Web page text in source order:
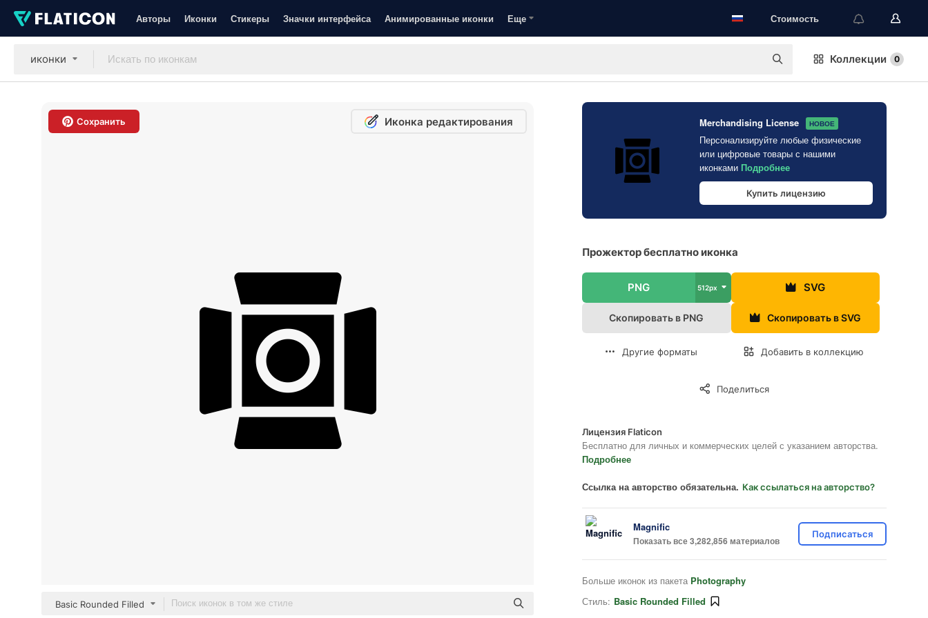
Авторы Иконки Стикеры Значки интерфейса Анимированные иконки Еще Стоимость
иконки Коллекции 0
Сохранить Иконка редактирования
Basic Rounded Filled
Merchandising License НОВОЕ
Персонализируйте любые физические
или цифровые товары с нашими
иконками Подробнее
Купить лицензию
Прожектор бесплатно иконка
PNG 512px SVG
Скопировать в PNG Скопировать в SVG
Другие форматы Добавить в коллекцию
Поделиться
Лицензия Flaticon
Бесплатно для личных и коммерческих целей с указанием авторства.
Подробнее
Ссылка на авторство обязательна. Как ссылаться на авторство?
Magnific
Показать все 3,282,856 материалов
Подписаться
Больше иконок из пакета Photography
Стиль: Basic Rounded Filled